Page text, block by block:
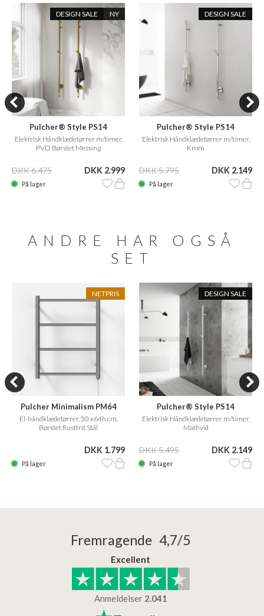
DESIGN SALE NY
Pulcher® Style PS14
Elektrisk Håndklædetørrer m/timer,
PVD Børstet Messing
DKK 6.475 DKK 2.999
På lager
DESIGN SALE
Pulcher® Style PS14
Elektrisk Håndklædetørrer m/timer,
Krom
DKK 5.795 DKK 2.149
På lager
ANDRE HAR OGSÅ
SET
NETPRIS
Pulcher Minimalism PM64
El-håndklædetørrer, 50 x64h cm,
Børstet Rustfrit Stål
DKK 1.799
På lager
DESIGN SALE
Pulcher® Style PS14
Elektrisk Håndklædetørrer m/timer,
Mathvid
DKK 5.495 DKK 2.149
På lager
Fremragende 4,7/5
Excellent
Anmeldelser 2.041